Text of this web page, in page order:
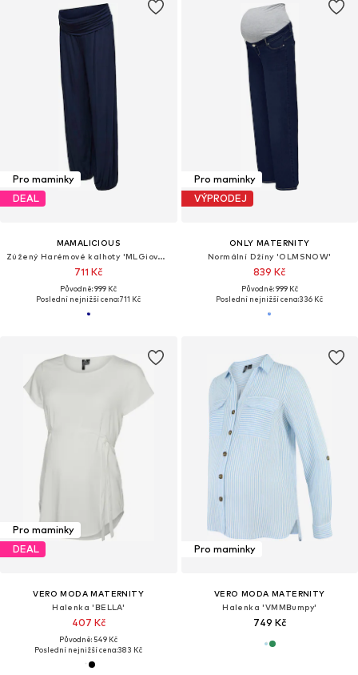
Pro maminky
DEAL
MAMALICIOUS
Zúžený Harémové kalhoty 'MLGiovanna'
711 Kč
Původně: 999 Kč
Poslední nejnižší cena:711 Kč
Pro maminky
VÝPRODEJ
ONLY MATERNITY
Normální Džíny 'OLMSNOW'
839 Kč
Původně: 999 Kč
Poslední nejnižší cena:336 Kč
Pro maminky
DEAL
VERO MODA MATERNITY
Halenka 'BELLA'
407 Kč
Původně: 549 Kč
Poslední nejnižší cena:383 Kč
Pro maminky
VERO MODA MATERNITY
Halenka 'VMMBumpy'
749 Kč